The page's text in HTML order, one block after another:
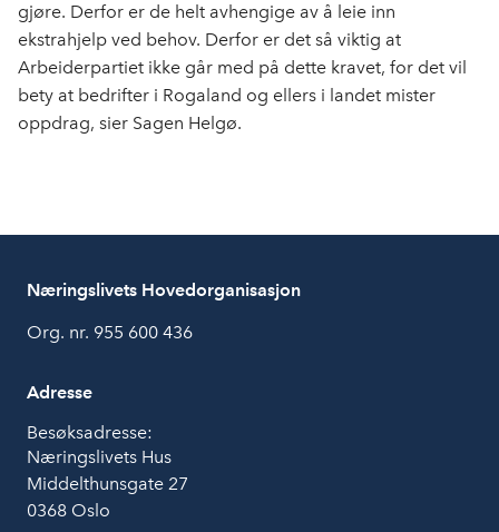
gjøre. Derfor er de helt avhengige av å leie inn
ekstrahjelp ved behov. Derfor er det så viktig at
Arbeiderpartiet ikke går med på dette kravet, for det vil
bety at bedrifter i Rogaland og ellers i landet mister
oppdrag, sier Sagen Helgø.
Næringslivets Hovedorganisasjon
Org. nr. 955 600 436
Adresse
Besøksadresse:
Næringslivets Hus
Middelthunsgate 27
0368 Oslo